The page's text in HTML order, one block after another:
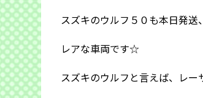
スズキのウルフ５０も本日発送
レアな車両です☆
スズキのウルフと言えば、レー